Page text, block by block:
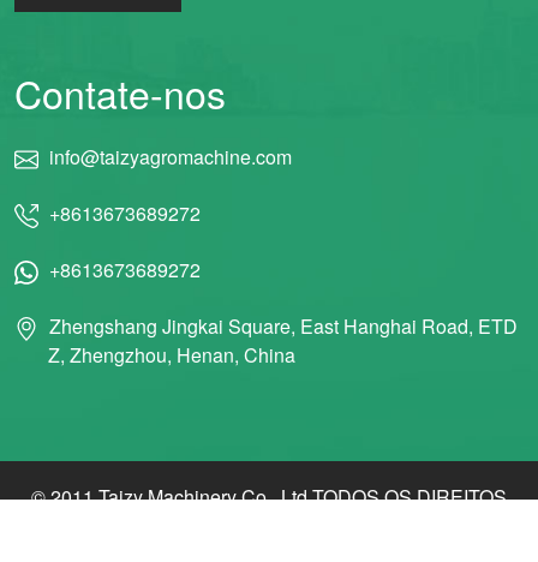
Contate-nos
info@taizyagromachine.com
+8613673689272
+8613673689272
Zhengshang Jingkai Square, East Hanghai Road, ETD
Z, Zhengzhou, Henan, China
© 2011 Taizy Machinery Co., Ltd TODOS OS DIREITOS